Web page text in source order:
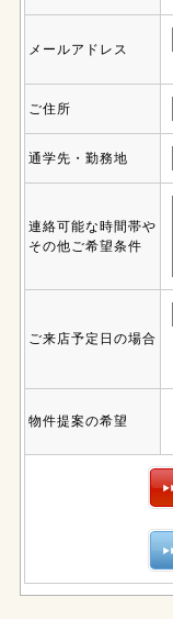
メールアドレス
ご住所
通学先・勤務地
連絡可能な時間帯や
その他ご希望条件
ご来店予定日の場合
物件提案の希望